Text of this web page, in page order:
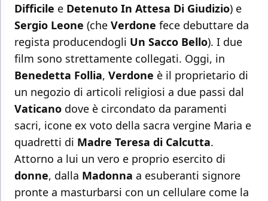
Difficile e Detenuto In Attesa Di Giudizio) e
Sergio Leone (che Verdone fece debuttare da
regista producendogli Un Sacco Bello). I due
film sono strettamente collegati. Oggi, in
Benedetta Follia, Verdone è il proprietario di
un negozio di articoli religiosi a due passi dal
Vaticano dove è circondato da paramenti
sacri, icone ex voto della sacra vergine Maria e
quadretti di Madre Teresa di Calcutta.
Attorno a lui un vero e proprio esercito di
donne, dalla Madonna a esuberanti signore
pronte a masturbarsi con un cellulare come la